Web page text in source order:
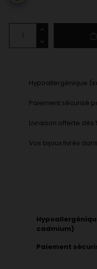
Hypoallergénique
Paiement sécurisé
Livraison offerte
Vos bijoux livrés
cadmium)
Paiement